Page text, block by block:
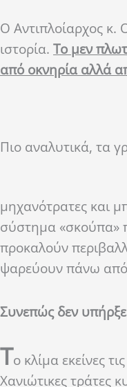
Ο Αντιπλοίαρχος κ.
ιστορία. Το μεν
από οκνηρία αλλά
Πιο αναλυτικά, τα
μηχανότρατες και
σύστημα «σκούπα»
προκαλούν
ψαρεύουν πάνω από
Συνεπώς δεν
Το κλίμα εκείνες
Χανιώτικες τράτες